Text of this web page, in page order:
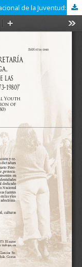
El "Golpe Generacional" y la Secretaría Nacional de la Juventud: purga, disciplinamiento y resocialización de las identidades juveniles bajo Pinochet (1973-1980)